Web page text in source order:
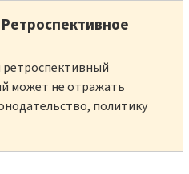
может не отражать
политику